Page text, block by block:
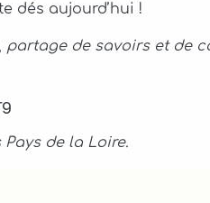
dés aujourd’hui !
partage de savoirs et de
Pays de la Loire.